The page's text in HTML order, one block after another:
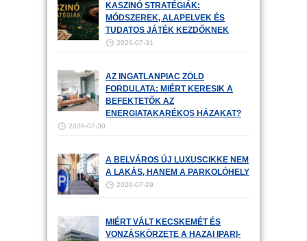
KASZINÓ STRATÉGIÁK:
MÓDSZEREK, ALAPELVEK ÉS
TUDATOS JÁTÉK KEZDŐKNEK
2026-07-31
AZ INGATLANPIAC ZÖLD
FORDULATA: MIÉRT KERESIK A
BEFEKTETŐK AZ
ENERGIATAKARÉKOS HÁZAKAT?
2026-07-30
A BELVÁROS ÚJ LUXUSCIKKE NEM
A LAKÁS, HANEM A PARKOLÓHELY
2026-07-29
MIÉRT VÁLT KECSKEMÉT ÉS
VONZÁSKÖRZETE A HAZAI IPARI-